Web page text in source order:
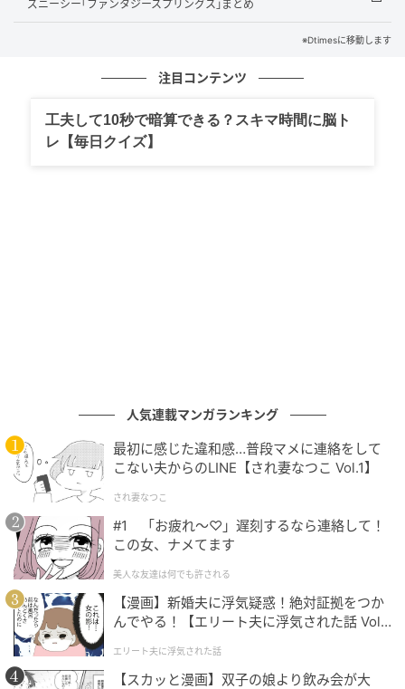
これまでの訪問看護は「点」での品質に依存していま
すが、このモデルにより「面」で品質を担保する仕組
2025年12月に2026年1月の認証取得を実現したこのモ
たに3事業所が加わり、さらなる横展開が進みます。
訪問看護の品質基準の確立、介護業界全体の底上げ、
そして一般企業水準への進化という三つのゴールを掲
げ、全国への展開を推進しています。
訪問看護の現場では、経験や個人の能力に依存しやす
いという課題が指摘されていますが、ISO9001の導入
により教育体制の整備と継続的な改善サイクルの確立
が可能です。
ズニーシー｢ファンタジースプリングス｣まとめ
※Dtimesに移動します
注目コンテンツ
工夫して10秒で暗算できる？スキマ時間に脳ト
レ【毎日クイズ】
人気連載マンガランキング
最初に感じた違和感…普段マメに連絡をして
こない夫からのLINE【され妻なつこ Vol.1】
され妻なつこ
#1 「お疲れ〜♡」遅刻するなら連絡して！
この女、ナメてます
美人な友達は何でも許される
【漫画】新婚夫に浮気疑惑！絶対証拠をつか
んでやる！【エリート夫に浮気された話 Vol.
エリート夫に浮気された話
【スカッと漫画】双子の娘より飲み会が大